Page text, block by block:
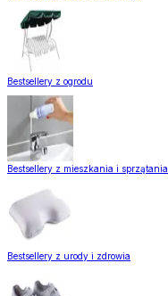
Bestsellery z ogrodu
Bestsellery z mieszkania i sprzątania
Bestsellery z urody i zdrowia